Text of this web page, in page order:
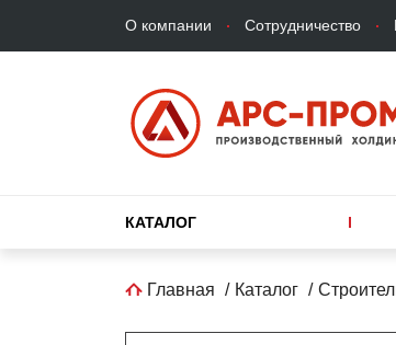
Верхнее
меню
О компании Сотрудничество
Основная
КАТАЛОГ
Строка
Главная Каталог